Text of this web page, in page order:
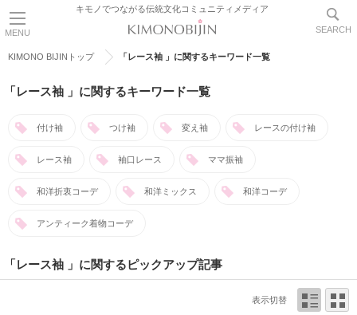
KIMONO BIJINトップ 「レース袖 」に関するキーワード一覧
「レース袖 」に関するキーワード一覧
付け袖 つけ袖 変え袖 レースの付け袖
レース袖 袖口レース ママ振袖
和洋折衷コーデ 和洋ミックス 和洋コーデ
アンティーク着物コーデ
「レース袖 」に関するピックアップ記事
表示切替
MENU
キモノでつながる伝統文化コミュニティメディア
SEARCH